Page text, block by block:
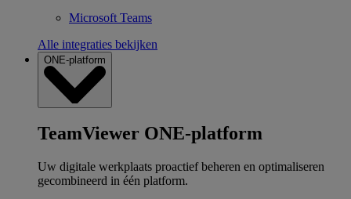
Microsoft Teams
Alle integraties bekijken
ONE-platform
TeamViewer ONE-platform
Uw digitale werkplaats proactief beheren en optimaliseren
gecombineerd in één platform.